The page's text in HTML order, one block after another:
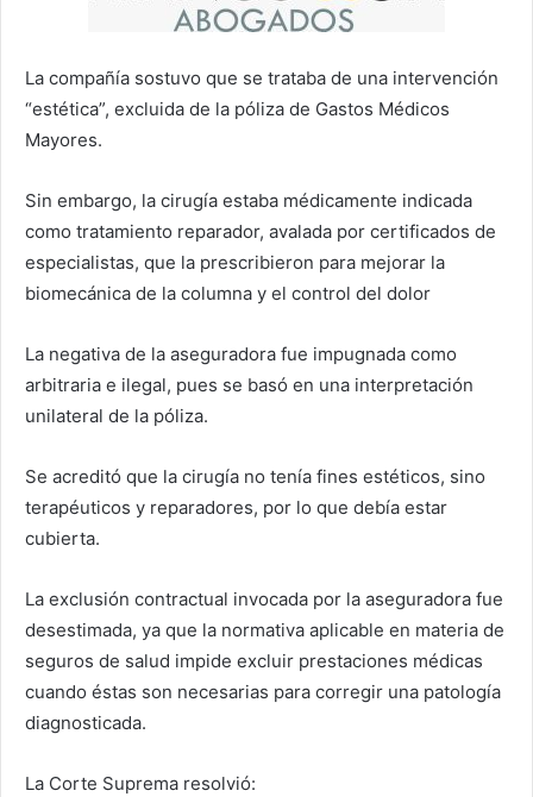
La compañía sostuvo que se trataba de una intervención
“estética”, excluida de la póliza de Gastos Médicos
Mayores.
Sin embargo, la cirugía estaba médicamente indicada
como tratamiento reparador, avalada por certificados de
especialistas, que la prescribieron para mejorar la
biomecánica de la columna y el control del dolor
La negativa de la aseguradora fue impugnada como
arbitraria e ilegal, pues se basó en una interpretación
unilateral de la póliza.
Se acreditó que la cirugía no tenía fines estéticos, sino
terapéuticos y reparadores, por lo que debía estar
cubierta.
La exclusión contractual invocada por la aseguradora fue
desestimada, ya que la normativa aplicable en materia de
seguros de salud impide excluir prestaciones médicas
cuando éstas son necesarias para corregir una patología
diagnosticada.
La Corte Suprema resolvió: